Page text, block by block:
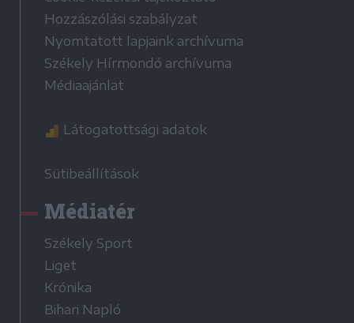
Hozzászólási szabályzat
Nyomtatott lapjaink archívuma
Székely Hírmondó archívuma
Médiaajánlat
Látogatottsági adatok
Sütibeállítások
Médiatér
Székely Sport
Liget
Krónika
Bihari Napló